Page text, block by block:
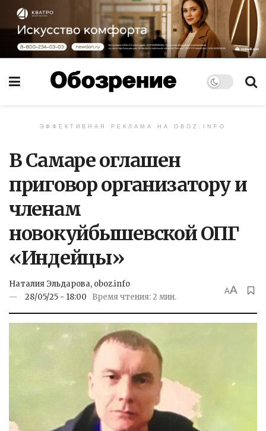
ЭФФЕКТИВНАЯ РЕКЛАМА НА OBOZ.INFO
В Самаре оглашен
приговор организатору и
членам
новокуйбышевской ОПГ
«Индейцы»
Наталия Эльдарова, oboz.info
28/05/25 - 18:00
Время чтения: 2 мин.
AA